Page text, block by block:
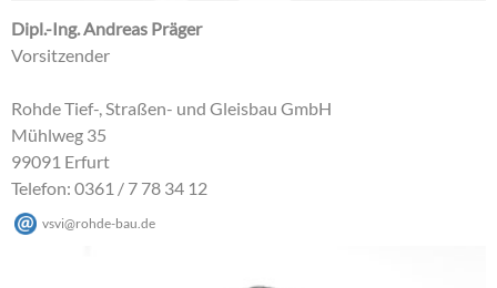
Dipl.-Ing. Andreas Präger
Vorsitzender
Rohde Tief-, Straßen- und Gleisbau GmbH
Mühlweg 35
99091 Erfurt
Telefon: 0361 / 7 78 34 12
vsvi@rohde-bau de